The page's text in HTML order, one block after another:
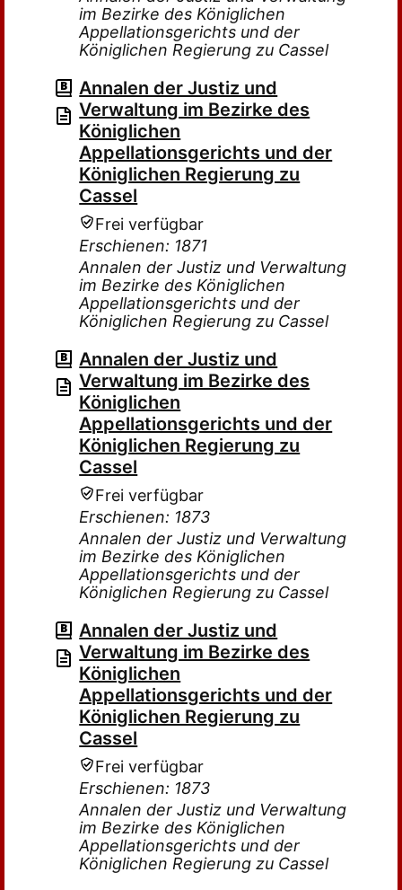
im Bezirke des Königlichen
Appellationsgerichts und der
Königlichen Regierung zu Cassel
Annalen der Justiz und
Verwaltung im Bezirke des
Königlichen
Appellationsgerichts und der
Königlichen Regierung zu
Cassel
Frei verfügbar
Erschienen: 1871
Annalen der Justiz und Verwaltung
im Bezirke des Königlichen
Appellationsgerichts und der
Königlichen Regierung zu Cassel
Annalen der Justiz und
Verwaltung im Bezirke des
Königlichen
Appellationsgerichts und der
Königlichen Regierung zu
Cassel
Frei verfügbar
Erschienen: 1873
Annalen der Justiz und Verwaltung
im Bezirke des Königlichen
Appellationsgerichts und der
Königlichen Regierung zu Cassel
Annalen der Justiz und
Verwaltung im Bezirke des
Königlichen
Appellationsgerichts und der
Königlichen Regierung zu
Cassel
Frei verfügbar
Erschienen: 1873
Annalen der Justiz und Verwaltung
im Bezirke des Königlichen
Appellationsgerichts und der
Königlichen Regierung zu Cassel